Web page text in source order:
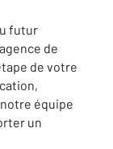
futur
de
de votre
équipe
un